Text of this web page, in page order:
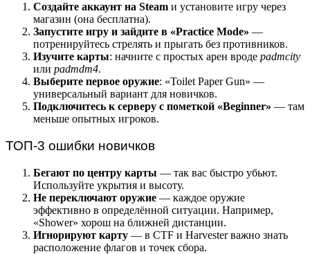
Создайте аккаунт на Steam и установите игру через
магазин (она бесплатна).
Запустите игру и зайдите в «Practice Mode» —
потренируйтесь стрелять и прыгать без противников.
Изучите карты: начните с простых арен вроде padmcity
или padmdm4.
Выберите первое оружие: «Toilet Paper Gun» —
универсальный вариант для новичков.
Подключитесь к серверу с пометкой «Beginner» — там
меньше опытных игроков.
ТОП-3 ошибки новичков
Бегают по центру карты — так вас быстро убьют.
Используйте укрытия и высоту.
Не переключают оружие — каждое оружие
эффективно в определённой ситуации. Например,
«Shower» хорош на ближней дистанции.
Игнорируют карту — в CTF и Harvester важно знать
расположение флагов и точек сбора.